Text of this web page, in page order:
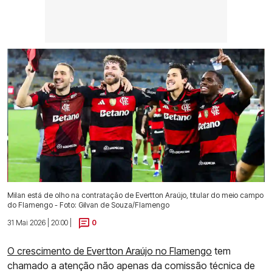
Milan está de olho na contratação de Evertton Araújo, titular do meio campo
do Flamengo - Foto: Gilvan de Souza/Flamengo
31 Mai 2026 | 20:00 |
0
O crescimento de Evertton Araújo no Flamengo tem
chamado a atenção não apenas da comissão técnica de